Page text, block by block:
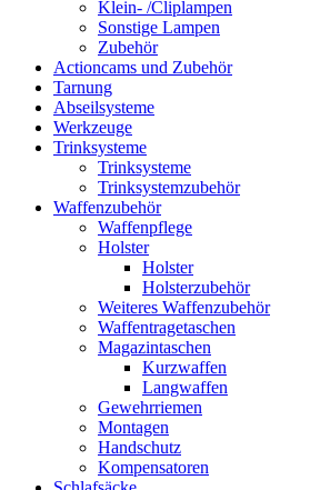
Klein- /Cliplampen
Sonstige Lampen
Zubehör
Actioncams und Zubehör
Tarnung
Abseilsysteme
Werkzeuge
Trinksysteme
Trinksysteme
Trinksystemzubehör
Waffenzubehör
Waffenpflege
Holster
Holster
Holsterzubehör
Weiteres Waffenzubehör
Waffentragetaschen
Magazintaschen
Kurzwaffen
Langwaffen
Gewehrriemen
Montagen
Handschutz
Kompensatoren